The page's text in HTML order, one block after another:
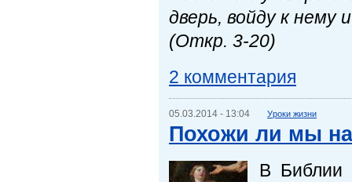
дверь, войду к нему
(Откр. 3-20)
2 комментария
05.03.2014 - 13:04 Уроки жизни
Похожи ли мы
В Библии